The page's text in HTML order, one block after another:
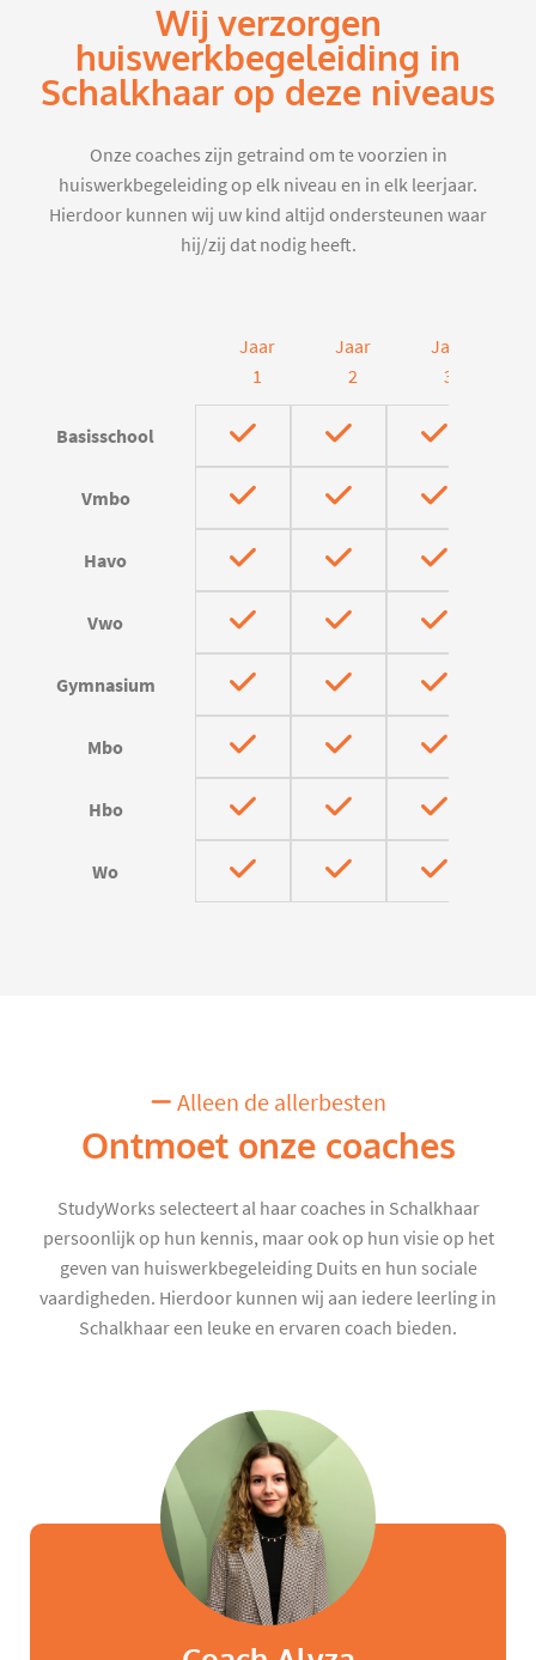
Wij verzorgen
huiswerkbegeleiding in
Schalkhaar op deze niveaus
Onze coaches zijn getraind om te voorzien in
huiswerkbegeleiding op elk niveau en in elk leerjaar.
Hierdoor kunnen wij uw kind altijd ondersteunen waar
hij/zij dat nodig heeft.
Jaar
1
Jaar
2
Jaar
3
Basisschool
Vmbo
Havo
Vwo
Gymnasium
Mbo
Hbo
Wo
Alleen de allerbesten
Ontmoet onze coaches
StudyWorks selecteert al haar coaches in Schalkhaar
persoonlijk op hun kennis, maar ook op hun visie op het
geven van huiswerkbegeleiding Duits en hun sociale
vaardigheden. Hierdoor kunnen wij aan iedere leerling in
Schalkhaar een leuke en ervaren coach bieden.